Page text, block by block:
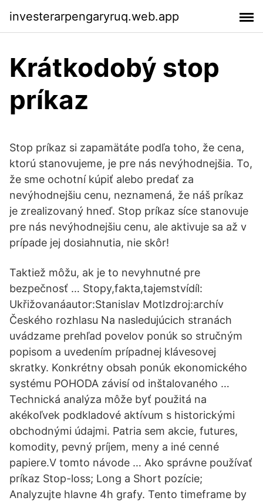
investerarpengaryruq.web.app
Krátkodobý stop
príkaz
Stop príkaz si zapamätáte podľa toho, že cena,
ktorú stanovujeme, je pre nás nevýhodnejšia. To,
že sme ochotní kúpiť alebo predať za
nevýhodnejšiu cenu, neznamená, že náš príkaz
je zrealizovaný hneď. Stop príkaz síce stanovuje
pre nás nevýhodnejšiu cenu, ale aktivuje sa až v
prípade jej dosiahnutia, nie skôr!
Taktiež môžu, ak je to nevyhnutné pre
bezpečnosť … Stopy,fakta,tajemstvídíl:
Ukřižovanáautor:Stanislav Motlzdroj:archív
Českého rozhlasu Na nasledujúcich stranách
uvádzame prehľad povelov ponúk so stručným
popisom a uvedením prípadnej klávesovej
skratky. Konkrétny obsah ponúk ekonomického
systému POHODA závisí od inštalovaného …
Technická analýza môže byť použitá na
akékoľvek podkladové aktívum s historickými
obchodnými údajmi. Patria sem akcie, futures,
komodity, pevný príjem, meny a iné cenné
papiere.V tomto návode … Ako správne používať
príkaz Stop-loss; Long a Short pozície;
Analyzujte hlavne 4h grafy. Tento timeframe by